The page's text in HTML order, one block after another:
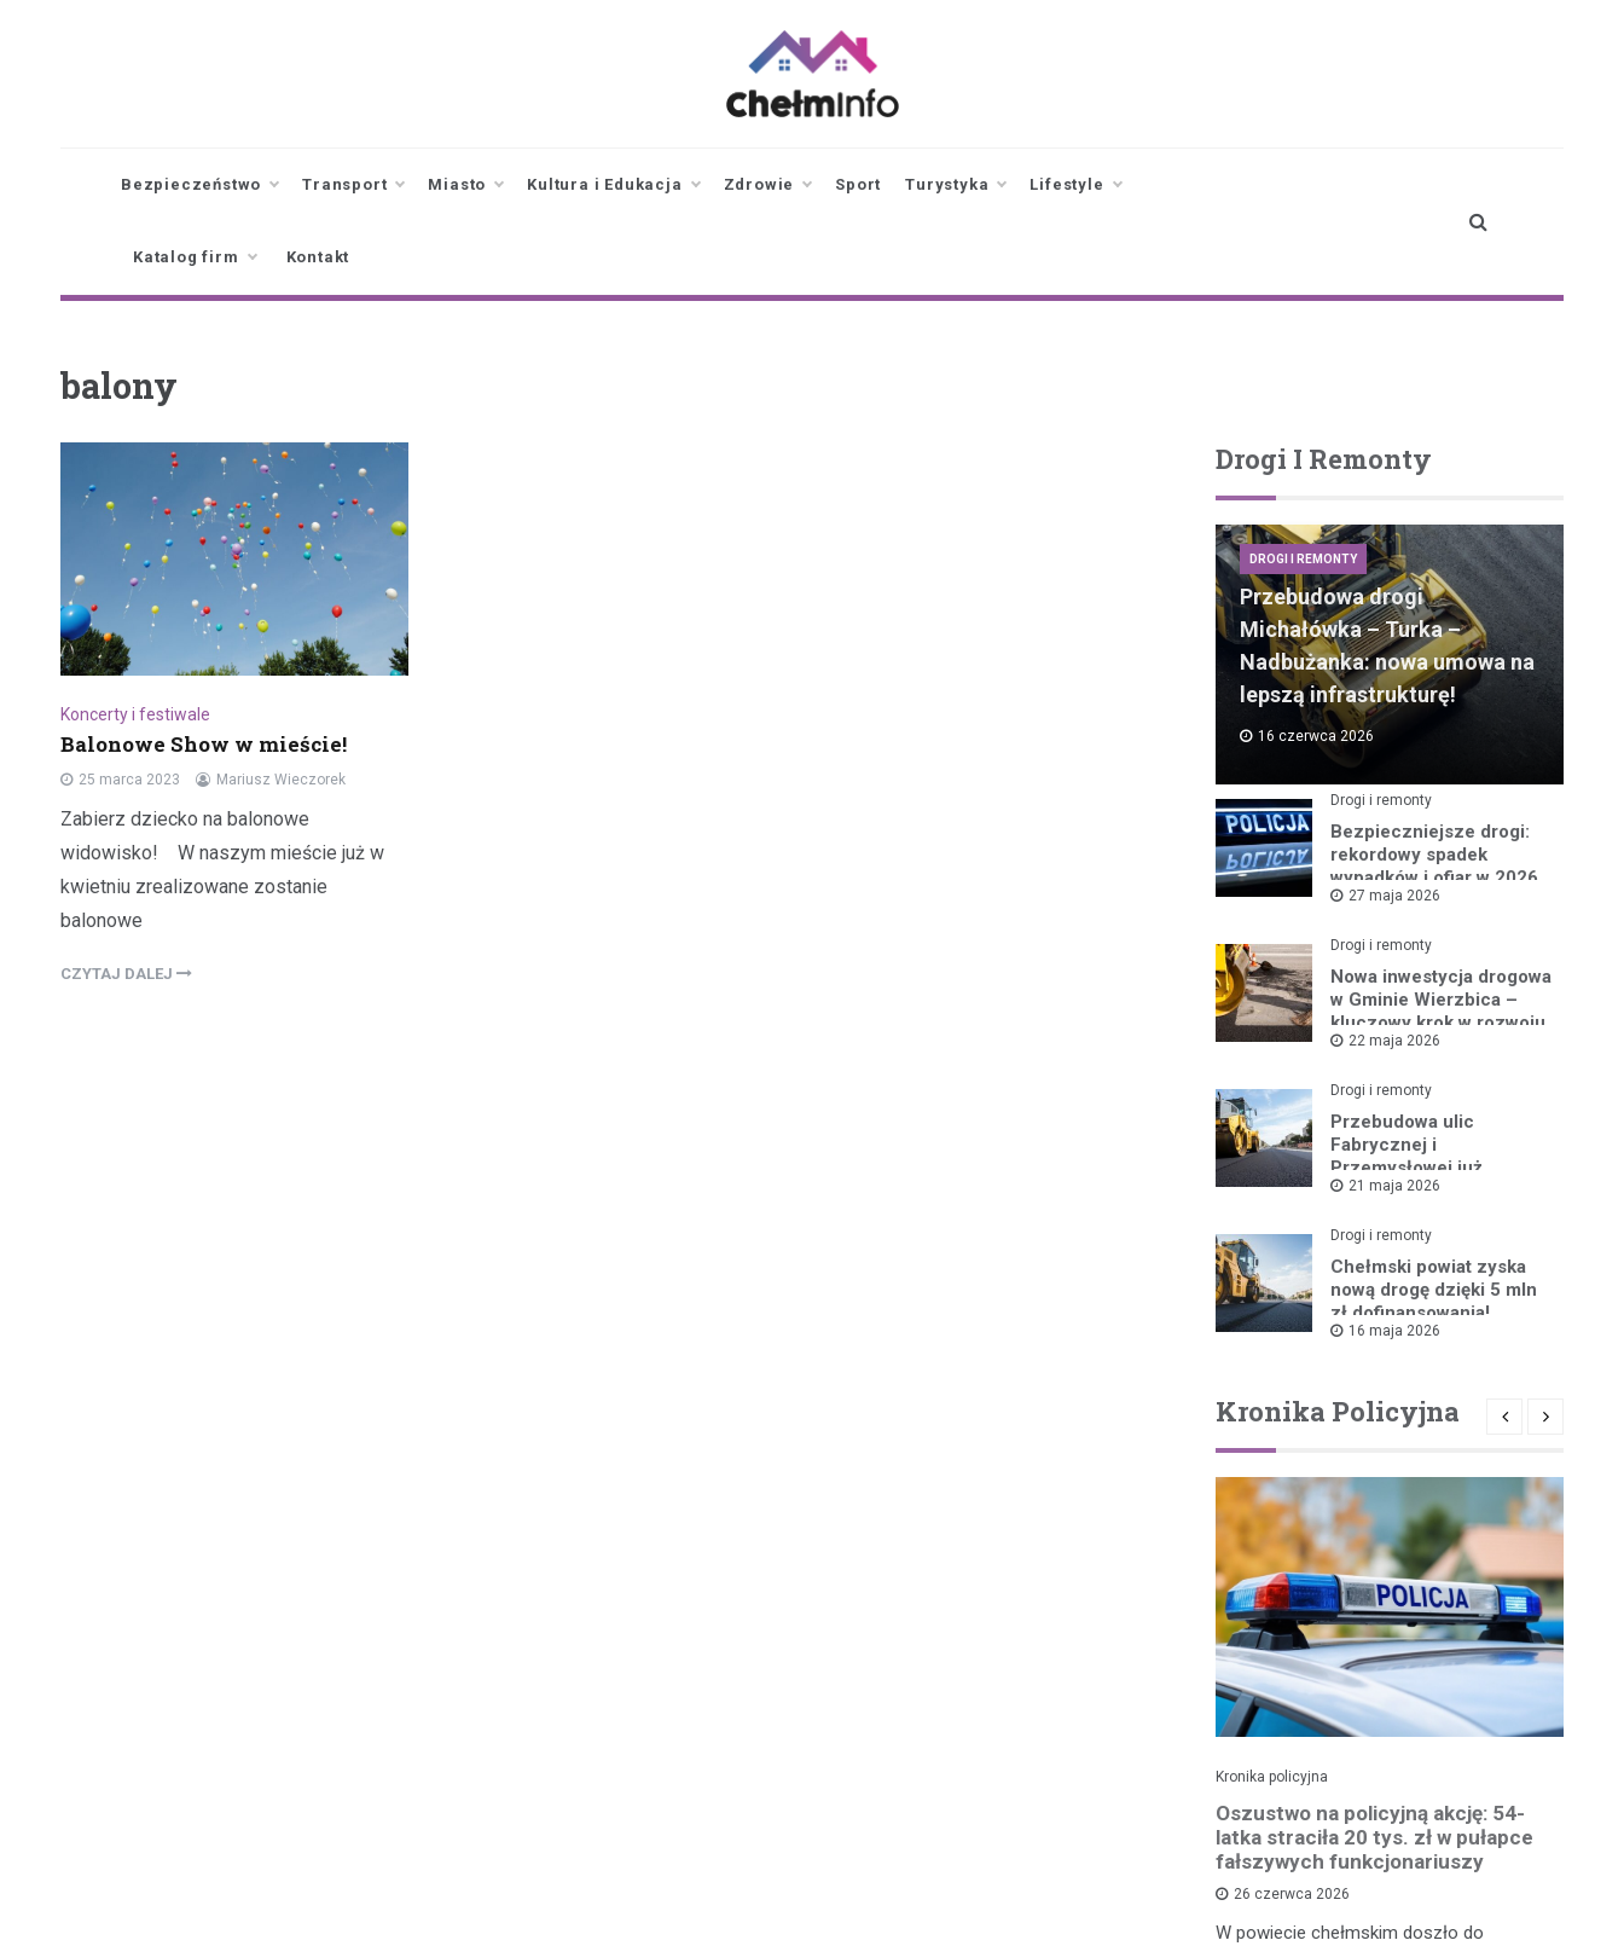
Bezpieczeństwo Transport Miasto Kultura i Edukacja Zdrowie Sport Turystyka Lifestyle
Katalog firm Kontakt
balony
Koncerty i festiwale
Balonowe Show w mieście!
25 marca 2023 Mariusz Wieczorek
Zabierz dziecko na balonowe
widowisko! W naszym mieście już w
kwietniu zrealizowane zostanie
balonowe
CZYTAJ DALEJ
Drogi I Remonty
DROGI I REMONTY
Przebudowa drogi
Michałówka – Turka –
Nadbużanka: nowa umowa na
lepszą infrastrukturę!
16 czerwca 2026
Drogi i remonty
Bezpieczniejsze drogi:
rekordowy spadek
wypadków i ofiar w 2026
roku27 maja 2026
Drogi i remonty
Nowa inwestycja drogowa
w Gminie Wierzbica –
kluczowy krok w rozwoju
regionu
22 maja 2026
Drogi i remonty
Przebudowa ulic
Fabrycznej i
Przemysłowej już
ruszyła!
21 maja 2026
Drogi i remonty
Chełmski powiat zyska
nową drogę dzięki 5 mln
zł dofinansowania!
16 maja 2026
Kronika Policyjna
Kronika policyjna
Oszustwo na policyjną akcję: 54-
latka straciła 20 tys. zł w pułapce
fałszywych funkcjonariuszy
26 czerwca 2026
W powiecie chełmskim doszło do